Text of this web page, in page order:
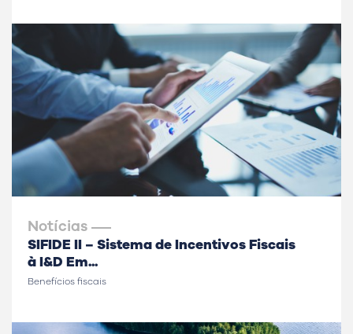
Notícias
SIFIDE II – Sistema de Incentivos Fiscais
à I&D Em...
Benefícios fiscais